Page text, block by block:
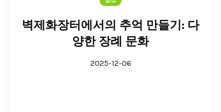
벽제화장터에서의 추억 만들기: 다
양한 장례 문화
2025-12-06